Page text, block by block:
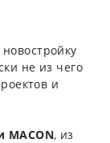
не из чего
и
MACON, из